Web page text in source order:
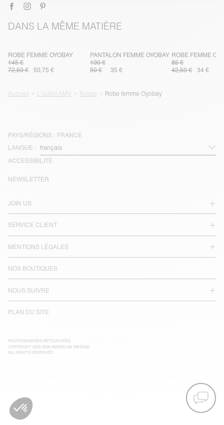
DANS LA MÊME MATIÈRE
ROBE FEMME OYOBAY
145 €
72,50 €
50,75 €
PANTALON FEMME OYOBAY
100 €
50 €
35 €
ROBE FEMME
85 €
42,50 €
34 €
Accueil L'outlet AMV Robes Robe femme Oyobay
PAYS/RÉGIONS : FRANCE
LANGUE :
ACCESSIBILITÉ
JOIN US
SERVICE CLIENT
MENTIONS LÉGALES
NOS BOUTIQUES
NOUS SUIVRE
PLAN DU SITE
NEWSLETTER
PHOTOGRAPHIES RETOUCHÉES
COPYRIGHT 2025-2026 AMERICAN VINTAGE
ALL RIGHTS RESERVED